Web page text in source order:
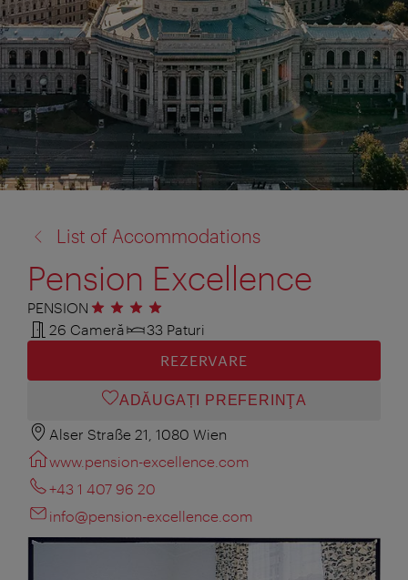
la:
List of Accommodations
Pension Excellence
PENSION 4 stele
26 Cameră
33 Paturi
REZERVARE
ADĂUGAȚI PREFERINŢA
Alser Straße 21, 1080 Wien
www.pension-excellence.com
+43 1 407 96 20
info@pension-excellence.com